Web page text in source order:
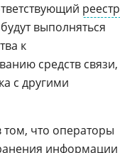
реестр
выполняться
к
средств связи,
с другими
том, что операторы
информации